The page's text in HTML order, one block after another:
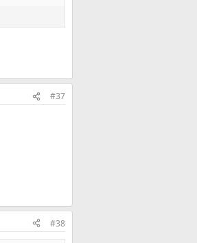
#37
#38